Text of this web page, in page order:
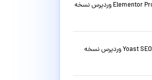
افزونه صفحه ساز المنتور پرو Elementor Pro وردپرس نسخه
افزونه فارسی سئو Yoast SEO Premium وردپرس نسخه